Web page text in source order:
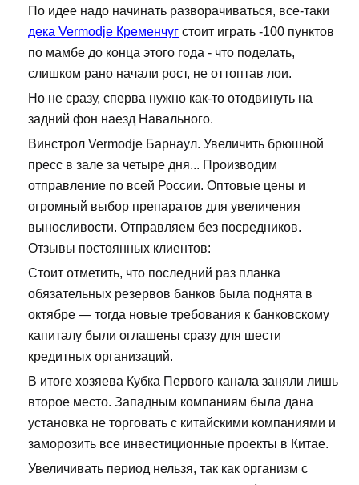
По идее надо начинать разворачиваться, все-таки
дека Vermodje Кременчуг стоит играть -100 пунктов
по мамбе до конца этого года - что поделать,
слишком рано начали рост, не оттоптав лои.
Но не сразу, сперва нужно как-то отодвинуть на
задний фон наезд Навального.
Винстрол Vermodje Барнаул. Увеличить брюшной
пресс в зале за четыре дня... Производим
отправление по всей России. Оптовые цены и
огромный выбор препаратов для увеличения
выносливости. Отправляем без посредников.
Отзывы постоянных клиентов:
Стоит отметить, что последний раз планка
обязательных резервов банков была поднята в
октябре — тогда новые требования к банковскому
капиталу были оглашены сразу для шести
кредитных организаций.
В итоге хозяева Кубка Первого канала заняли лишь
второе место. Западным компаниям была дана
установка не торговать с китайскими компаниями и
заморозить все инвестиционные проекты в Китае.
Увеличивать период нельзя, так как организм с